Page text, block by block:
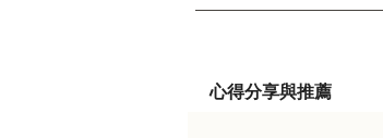
心得分享與推薦